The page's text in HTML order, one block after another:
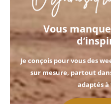
Vous
Je conçois pour vous des
sur mesure, partout
adaptés à